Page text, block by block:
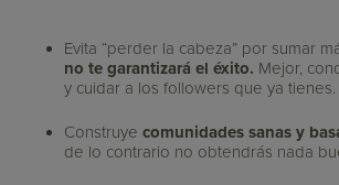
Evita “perder la cabeza” por sumar
no te garantizará el éxito. Mejor,
y cuidar a los followers que ya tienes.
Construyecomunidades sanas y
de lo contrario no obtendrás nada